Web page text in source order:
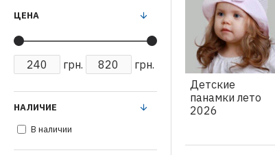
ЦЕНА
грн. грн.
НАЛИЧИЕ
В наличии
Детские
панамки лето
2026